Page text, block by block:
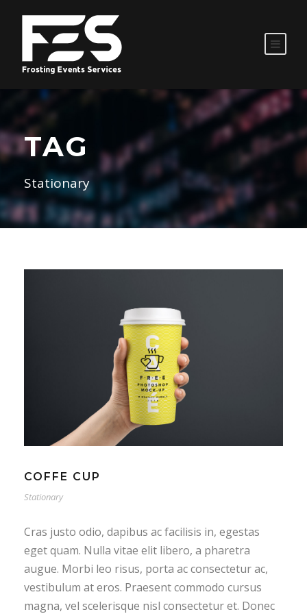
TAG
Stationary
COFFE CUP
Stationary
Cras justo odio, dapibus ac facilisis in, egestas
eget quam. Nulla vitae elit libero, a pharetra
augue. Morbi leo risus, porta ac consectetur ac,
vestibulum at eros. Praesent commodo cursus
magna, vel scelerisque nisl consectetur et. Donec